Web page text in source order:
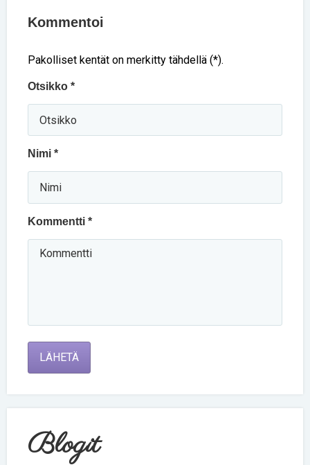
Kommentoi
Pakolliset kentät on merkitty tähdellä (*).
Otsikko *
Nimi *
Kommentti *
LÄHETÄ
Blogit